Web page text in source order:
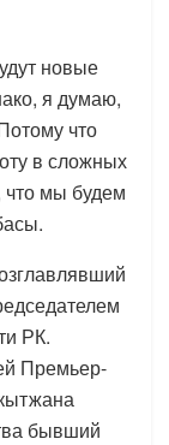
новые
я думаю,
что
в сложных
что мы будем
РК.
Премьер-
бывший